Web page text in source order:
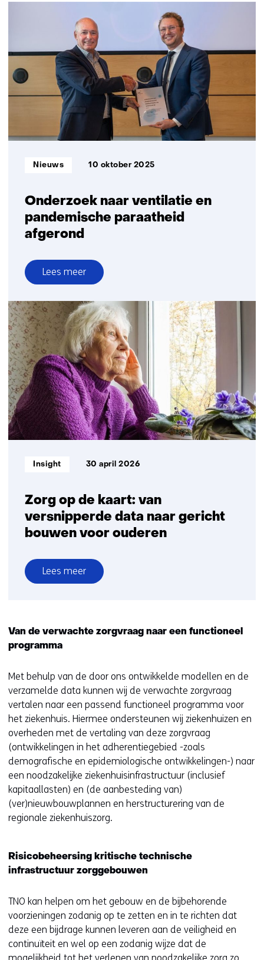
Onderzoek naar ventilatie en
pandemische paraatheid
afgerond
Informatietype:
Nieuws 10 oktober 2025
Lees meer
over
Onderzoek
naar
ventilatie
en
pandemische
paraatheid
afgerond
Zorg op de kaart: van
versnipperde data naar gericht
bouwen voor ouderen
Informatietype:
Insight 30 april 2026
Lees meer
over
de
kaart:
versnipperde
data
gericht
voor
ouderen
Van de verwachte zorgvraag naar een functioneel
programma
Met behulp van de door ons ontwikkelde modellen en de
verzamelde data kunnen wij de verwachte zorgvraag
vertalen naar een passend functioneel programma voor
het ziekenhuis. Hiermee ondersteunen wij ziekenhuizen en
overheden met de vertaling van deze zorgvraag
(ontwikkelingen in het adherentiegebied -zoals
demografische en epidemiologische ontwikkelingen-) naar
een noodzakelijke ziekenhuisinfrastructuur (inclusief
kapitaallasten) en (de aanbesteding van)
(ver)nieuwbouwplannen en herstructurering van de
regionale ziekenhuiszorg.
Risicobeheersing kritische technische
infrastructuur zorggebouwen
TNO kan helpen om het gebouw en de bijbehorende
voorzieningen zodanig op te zetten en in te richten dat
deze een bijdrage kunnen leveren aan de veiligheid en
continuïteit en wel op een zodanig wijze dat de